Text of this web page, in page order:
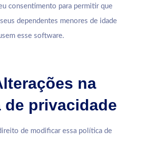
consentimento para permitir que
dependentes menores de idade
esse software.
na
privacidade
de modificar essa política de